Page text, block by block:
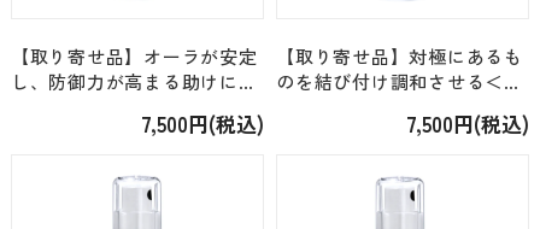
【取り寄せ品】オーラが安定
し、防御力が高まる助けに＜
＞「01. 青の光・エッセンス
7,500円(税込)
【取り寄せ品】対極にあるも
のを結び付け調和させる＜リ
「12. クリスタルの光・エッ
7,500円(税込)